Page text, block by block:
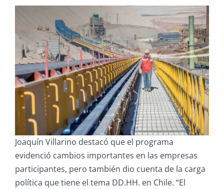
Joaquín Villarino destacó que el programa
evidenció cambios importantes en las empresas
participantes, pero también dio cuenta de la carga
política que tiene el tema DD.HH. en Chile. “El